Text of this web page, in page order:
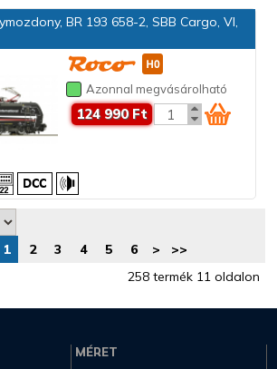
BR 193 658-2, SBB Cargo, VI,
Azonnal megvásárolható
124 990 Ft
1 2 3 4 5 6 >
>>
258 termék 11 oldalon
MÉRET